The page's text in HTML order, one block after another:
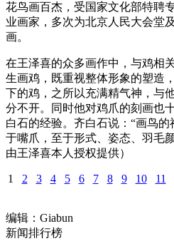
花鸟画百杰，受国家文化部特聘
业画家，多次为北京人民大会堂
画。
在王泽喜的众多画作中，与鸡相
生画鸡，既重视整体形象的塑造
下的鸡，之所以充满精气神，与
分不开。同时他对鸡爪的刻画也
白石的经验。齐白石说：“画鸟
于嘴爪，至于形式、姿态、羽毛
由王泽喜本人授权提供）
1 2 3 4 5 6 7 8 9 10 11
编辑：Giabun
新闻排行榜